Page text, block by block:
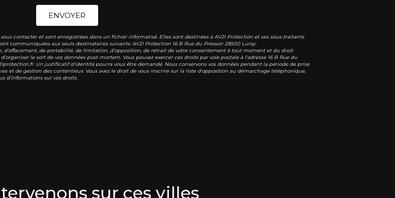
ENVOYER
contacter et sont enregistrées dans un fichier informatisé. Elles sont destinées à AV2I Protection et ses sous-traitants
communiquées aux seuls destinataires suivants: AV2I Protection 16 B Rue du Pressoir 28500 Luray
d’effacement, de portabilité, de limitation, d’opposition, de retrait de votre consentement à tout moment et du droit
le sort de vos données post-mortem. Vous pouvez exercer ces droits par voie postale à l'adresse 16 B Rue du
Un justificatif d'identité pourra vous être demandé. Nous conservons vos données pendant la période de prise
et de gestion des contentieux. Vous avez le droit de vous inscrire sur la liste d'opposition au démarchage téléphonique,
d’informations sur vos droits.
sur ces villes